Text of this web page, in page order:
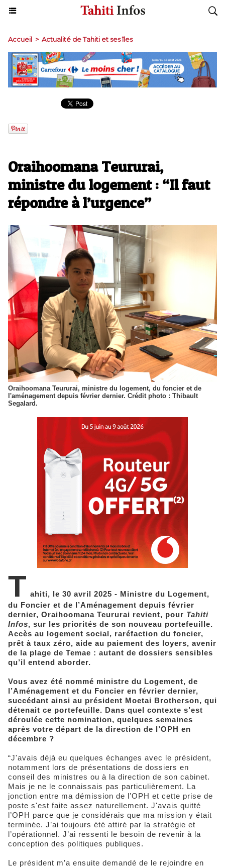
Accueil > Actualité de Tahiti et ses îles
Oraihoomana Teururai,
ministre du logement : “Il faut
répondre à l’urgence”
Oraihoomana Teururai, ministre du logement, du foncier et de
l'aménagement depuis février dernier. Crédit photo : Thibault
Segalard.
T ahiti, le 30 avril 2025 - Ministre du Logement,
du Foncier et de l’Aménagement depuis février
dernier, Oraihoomana Teururai revient, pour Tahiti
Infos, sur les priorités de son nouveau portefeuille.
Accès au logement social, raréfaction du foncier,
prêt à taux zéro, aide au paiement des loyers, avenir
de la plage de Temae : autant de dossiers sensibles
qu’il entend aborder.
Vous avez été nommé ministre du Logement, de
l’Aménagement et du Foncier en février dernier,
succédant ainsi au président Moetai Brotherson, qui
détenait ce portefeuille. Dans quel contexte s’est
déroulée cette nomination, quelques semaines
après votre départ de la direction de l’OPH en
décembre ?
“J'avais déjà eu quelques échanges avec le président,
notamment lors de présentations de dossiers en
conseil des ministres ou à la direction de son cabinet.
Mais je ne le connaissais pas particulièrement. La
jonction entre ma démission de l’OPH et cette prise de
poste s'est faite assez naturellement. J'avais quitté
l’OPH parce que je considérais que ma mission y était
terminée. J’ai toujours été attiré par la stratégie et
l’opérationnel. J’ai ressenti le besoin de revenir à la
conception des politiques publiques.
Le président m’a ensuite demandé de le rejoindre en